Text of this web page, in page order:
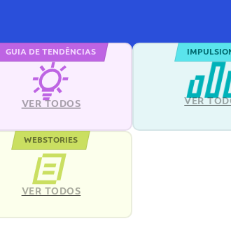
GUIA DE TENDÊNCIAS
VER TODOS VER
WEBSTORIES
VER TODOS